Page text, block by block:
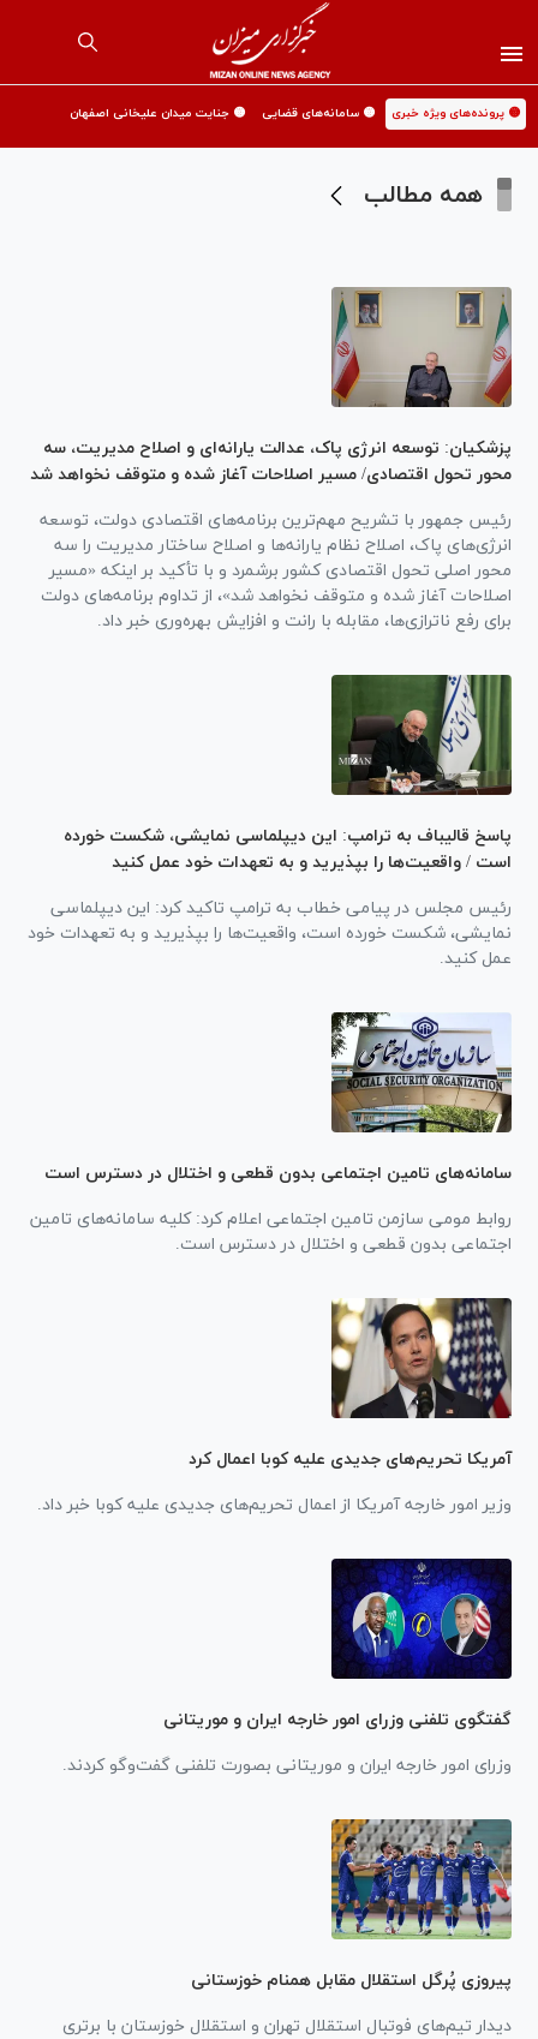
🟡 پرونده‌های ویژه خبری 🟡 سامانه‌های قضایی 🟡 جنایت میدان علیخانی اصفهان
همه مطالب
پزشکیان: توسعه انرژی پاک، عدالت یارانه‌ای و اصلاح مدیریت، سه
محور تحول اقتصادی/ مسیر اصلاحات آغاز شده و متوقف نخواهد شد
رئیس جمهور با تشریح مهم‌ترین برنامه‌های اقتصادی دولت، توسعه
انرژی‌های پاک، اصلاح نظام یارانه‌ها و اصلاح ساختار مدیریت را سه
محور اصلی تحول اقتصادی کشور برشمرد و با تأکید بر اینکه «مسیر
اصلاحات آغاز شده و متوقف نخواهد شد»، از تداوم برنامه‌های دولت
برای رفع ناترازی‌ها، مقابله با رانت و افزایش بهره‌وری خبر داد.
پاسخ قالیباف به ترامپ: این دیپلماسی نمایشی، شکست خورده
است / واقعیت‌ها را بپذیرید و به تعهدات خود عمل کنید
رئیس مجلس در پیامی خطاب به ترامپ تاکید کرد: این دیپلماسی
نمایشی، شکست خورده است، واقعیت‌ها را بپذیرید و به تعهدات خود
عمل کنید.
سامانه‌های تامین اجتماعی بدون قطعی و اختلال در دسترس است
روابط مومی سازمن تامین اجتماعی اعلام کرد: کلیه سامانه‌های تامین
اجتماعی بدون قطعی و اختلال در دسترس است.
آمریکا تحریم‌های جدیدی علیه کوبا اعمال کرد
وزیر امور خارجه آمریکا از اعمال تحریم‌های جدیدی علیه کوبا خبر داد.
گفتگوی تلفنی وزرای امور خارجه ایران و موریتانی
وزرای امور خارجه ایران و موریتانی بصورت تلفنی گفت‌و‌گو کردند.
پیروزی پُرگل استقلال مقابل همنام خوزستانی
دیدار تیم‌های فوتبال استقلال تهران و استقلال خوزستان با برتری